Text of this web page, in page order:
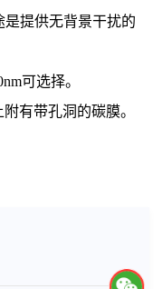
提供无背景干扰的
可选择。
有带孔洞的碳膜。